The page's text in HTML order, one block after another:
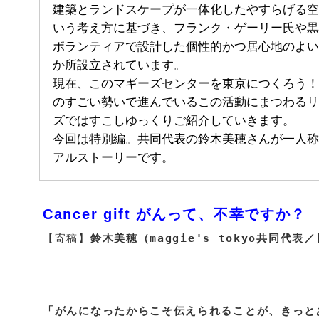
建築とランドスケープが一体化したやすらげる
いう考え方に基づき、フランク・ゲーリー氏や
ボランティアで設計した個性的かつ居心地のよ
か所設立されています。
現在、このマギーズセンターを東京につくろう
のすごい勢いで進んでいるこの活動にまつわる
ズではすこしゆっくりご紹介していきます。
今回は特別編。共同代表の鈴木美穂さんが一人
アルストーリーです。
Cancer gift がんって、不幸ですか？
【寄稿】 鈴木美穂（maggie's tokyo共同代表／
「がんになったからこそ伝えられることが、きっ